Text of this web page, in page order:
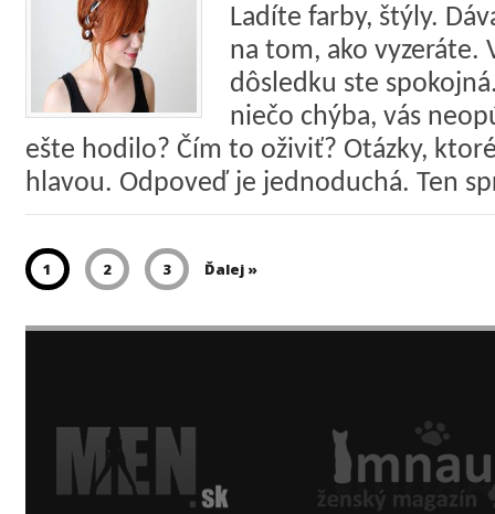
Ladíte farby, štýly.
na tom, ako vyzeráte.
dôsledku ste
niečo chýba, vás
ešte hodilo? Čím to oživiť? Otázky,
hlavou. Odpoveď je jednoduchá. Ten
1 2 3 Ďalej »